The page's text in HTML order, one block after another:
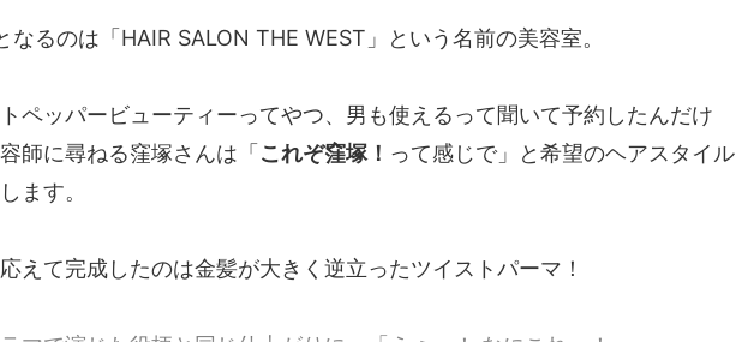
なるのは「HAIR SALON THE WEST」という名前の美容室。
トペッパービューティーってやつ、男も使えるって聞いて予約したんだけ
師に尋ねる窪塚さんは「 これぞ窪塚！ って感じで」と希望のヘアスタイル
ます。
えて完成したのは金髪が大きく逆立ったツイストパーマ！